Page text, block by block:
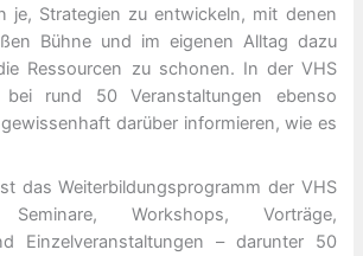
je, Strategien zu entwickeln, mit denen
Bühne und im eigenen Alltag dazu
Ressourcen zu schonen. In der VHS
rund 50 Veranstaltungen ebenso
darüber informieren, wie es
das Weiterbildungsprogramm der VHS
Workshops, Vorträge,
Einzelveranstaltungen – darunter 50